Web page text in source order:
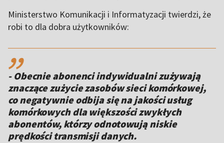
Ministerstwo Komunikacji i Informatyzacji twierdzi, że
robi to dla dobra użytkowników:
,,
- Obecnie abonenci indywidualni zużywają
znaczące zużycie zasobów sieci komórkowej,
co negatywnie odbija się na jakości usług
komórkowych dla większości zwykłych
abonentów, którzy odnotowują niskie
prędkości transmisji danych.